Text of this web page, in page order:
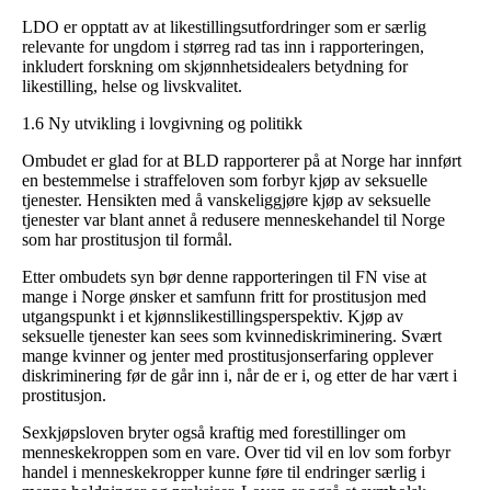
LDO er opptatt av at likestillingsutfordringer som er særlig
relevante for ungdom i størreg rad tas inn i rapporteringen,
inkludert forskning om skjønnhetsidealers betydning for
likestilling, helse og livskvalitet.
1.6 Ny utvikling i lovgivning og politikk
Ombudet er glad for at BLD rapporterer på at Norge har innført
en bestemmelse i straffeloven som forbyr kjøp av seksuelle
tjenester. Hensikten med å vanskeliggjøre kjøp av seksuelle
tjenester var blant annet å redusere menneskehandel til Norge
som har prostitusjon til formål.
Etter ombudets syn bør denne rapporteringen til FN vise at
mange i Norge ønsker et samfunn fritt for prostitusjon med
utgangspunkt i et kjønnslikestillingsperspektiv. Kjøp av
seksuelle tjenester kan sees som kvinnediskriminering. Svært
mange kvinner og jenter med prostitusjonserfaring opplever
diskriminering før de går inn i, når de er i, og etter de har vært i
prostitusjon.
Sexkjøpsloven bryter også kraftig med forestillinger om
menneskekroppen som en vare. Over tid vil en lov som forbyr
handel i menneskekropper kunne føre til endringer særlig i